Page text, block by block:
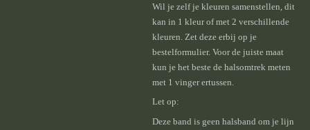
Wil je zelf je kleuren samenstellen, dit
kan in 1 kleur of met 2 verschillende
kleuren. Zet deze erbij op je
bestelformulier. Voor de juiste maat
kun je het beste de halsomtrek meten
met 1 vinger ertussen.
Let op:
Deze band is geen halsband om je lijn